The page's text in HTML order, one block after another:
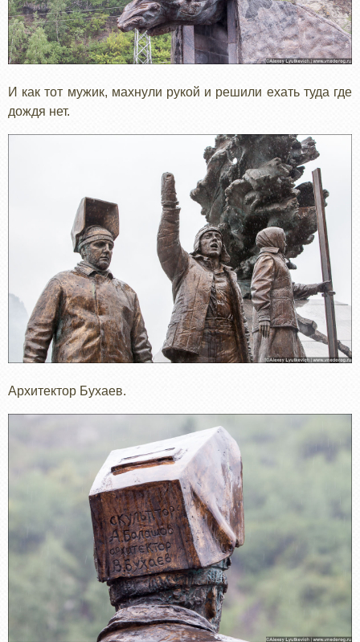
И как тот мужик, махнули рукой и решили ехать туда где
дождя нет.
Архитектор Бухаев.